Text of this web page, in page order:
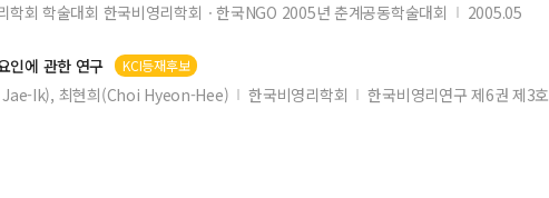
학회 학술대회 한국비영리학회ㆍ한국NGO 2005년 춘계공동학술대회 2005.05
인에 관한 연구 KCI등재후보
Ik), 최현희(Choi Hyeon-Hee) 한국비영리학회 한국비영리연구 제6권 제3호